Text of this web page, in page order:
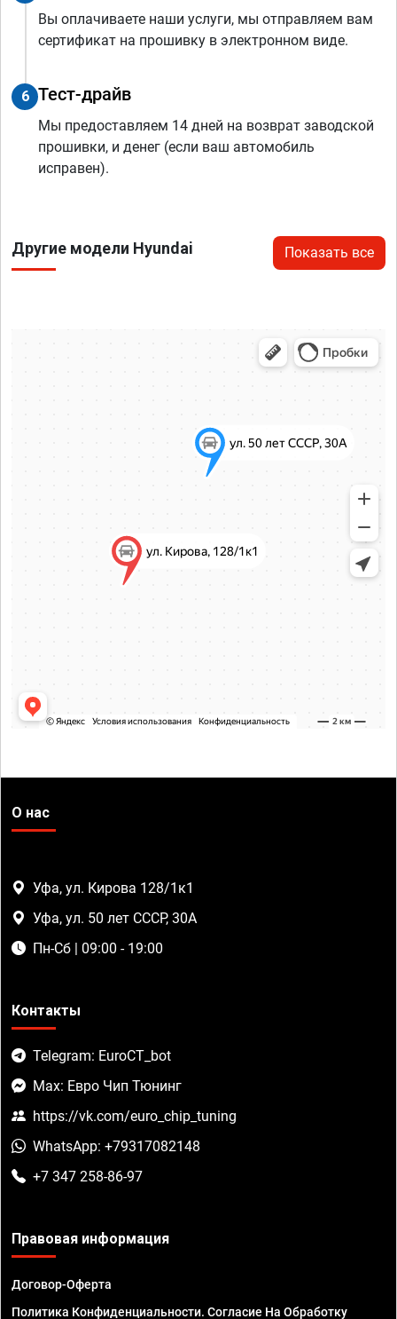
Вы оплачиваете наши услуги, мы отправляем вам
сертификат на прошивку в электронном виде.
6 Тест-драйв
Мы предоставляем 14 дней на возврат заводской
прошивки, и денег (если ваш автомобиль
исправен).
Другие модели Hyundai Показать все
О нас
Уфа, ул. Кирова 128/1к1
Уфа, ул. 50 лет СССР, 30А
Пн-Сб | 09:00 - 19:00
Контакты
Telegram: EuroCT_bot
Max: Евро Чип Тюнинг
https://vk.com/euro_chip_tuning
WhatsApp: +79317082148
+7 347 258-86-97
Правовая информация
Договор-Оферта
Политика Конфиденциальности. Согласие На Обработку